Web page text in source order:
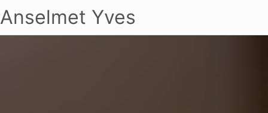
Anselmet Yves